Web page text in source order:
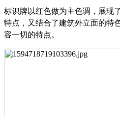
标识牌以红色做为主色调，展现
特点，又结合了建筑外立面的特
容一切的特点。